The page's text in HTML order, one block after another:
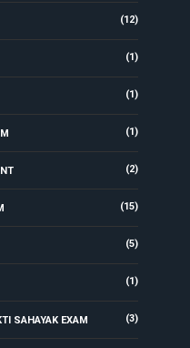
(12)
(1)
(1)
(1)
(2)
(15)
(5)
(1)
SAHAYAK EXAM (3)